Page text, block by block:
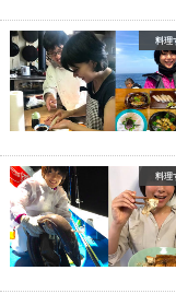
料理
料理